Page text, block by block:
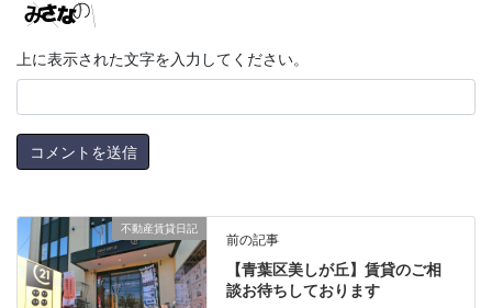
上に表示された文字を入力してください。
不動産賃貸日記
前の記事
【青葉区美しが丘】賃貸のご相
談お待ちしております